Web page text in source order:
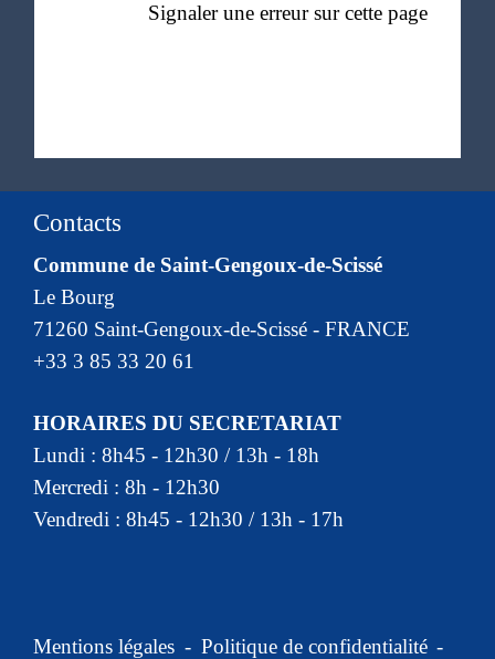
Signaler une erreur sur cette page
Contacts
Commune de Saint-Gengoux-de-Scissé
Le Bourg
71260 Saint-Gengoux-de-Scissé - FRANCE
+33 3 85 33 20 61
HORAIRES DU SECRETARIAT
Lundi : 8h45 - 12h30 / 13h - 18h
Mercredi : 8h - 12h30
Vendredi : 8h45 - 12h30 / 13h - 17h
Mentions légales - Politique de confidentialité -